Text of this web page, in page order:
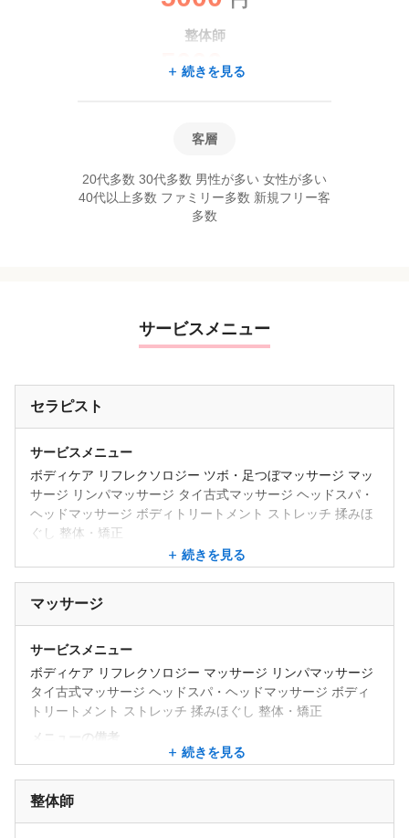
整体師
5000円
続きを見る
客層
20代多数 30代多数 男性が多い 女性が多い
40代以上多数 ファミリー多数 新規フリー客
多数
サービスメニュー
セラピスト
サービスメニュー
ボディケア リフレクソロジー ツボ・足つぼマッサージ マッ
サージ リンパマッサージ タイ古式マッサージ ヘッドスパ・
ヘッドマッサージ ボディトリートメント ストレッチ 揉みほ
ぐし 整体・矯正
◆もみほぐしコース(延長10分750円）
50分 4,000円
80分 6,000円 お体全体を一通り改善し部分的にも改善してい
くコースです。 （当サロン一番人気）
90分 6,750円
100分7,500円 お体全体と部分的な箇所を同時に改善したい
方に おすすめのコースです。
をかけて改善し、全体の調整を行うコースです。 頭や目の疲
れ、全体的なリラックス効果です。
続きを見る
マッサージ
サービスメニュー
ボディケア リフレクソロジー マッサージ リンパマッサージ
タイ古式マッサージ ヘッドスパ・ヘッドマッサージ ボディ
トリートメント ストレッチ 揉みほぐし 整体・矯正
メニューの備考
◆もみほぐしコース(延長10分750円）
50分 4,000円
60分 4,500円
続きを見る
整体師